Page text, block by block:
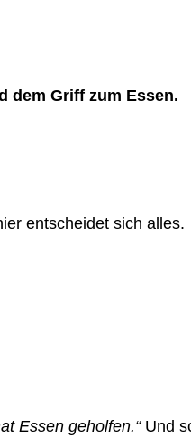
dem Griff zum Essen.
entscheidet sich alles.
Essen geholfen.“Und